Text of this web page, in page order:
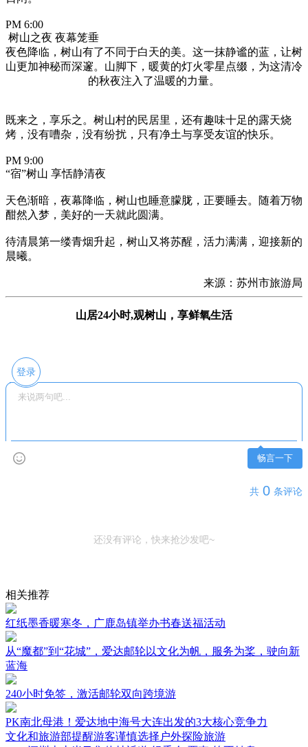
PM 6:00
树山之夜 夜幕笼垂
夜色降临，树山有了不同于白天的美。这一抹静谧的蓝，让树
山更加神秘而深邃。山脚下，暖黄的灯火零星点缀，为这清冷
的秋夜注入了温暖的力量。
既来之，享乐之。树山村的民居里，还有趣味十足的露天烧
烤，没有嘈杂，没有纷扰，只有净土与享受友谊的快乐。
PM 9:00
“宿”树山 享恬静清夜
天色渐暗，夜幕降临，树山也睡意朦胧，正要睡去。随着万物
酣然入梦，美好的一天就此圆满。
待清晨第一缕青烟升起，树山又将苏醒，活力满满，迎接新的
晨曦。
来源：苏州市旅游局
山居24小时,观树山，享鲜氧生活
登录
畅言一下
共 0 条评论
还没有评论，快来抢沙发吧~
相关推荐
红纸墨香暖寒冬，广鹿岛镇举办书春送福活动
从“魔都”到“花城”，爱达邮轮以文化为帆，服务为桨，驶向新
蓝海
240小时免签，激活邮轮双向跨境游
PK南北母港！爱达地中海号大连出发的3大核心竞争力
文化和旅游部提醒游客谨慎选择户外探险旅游